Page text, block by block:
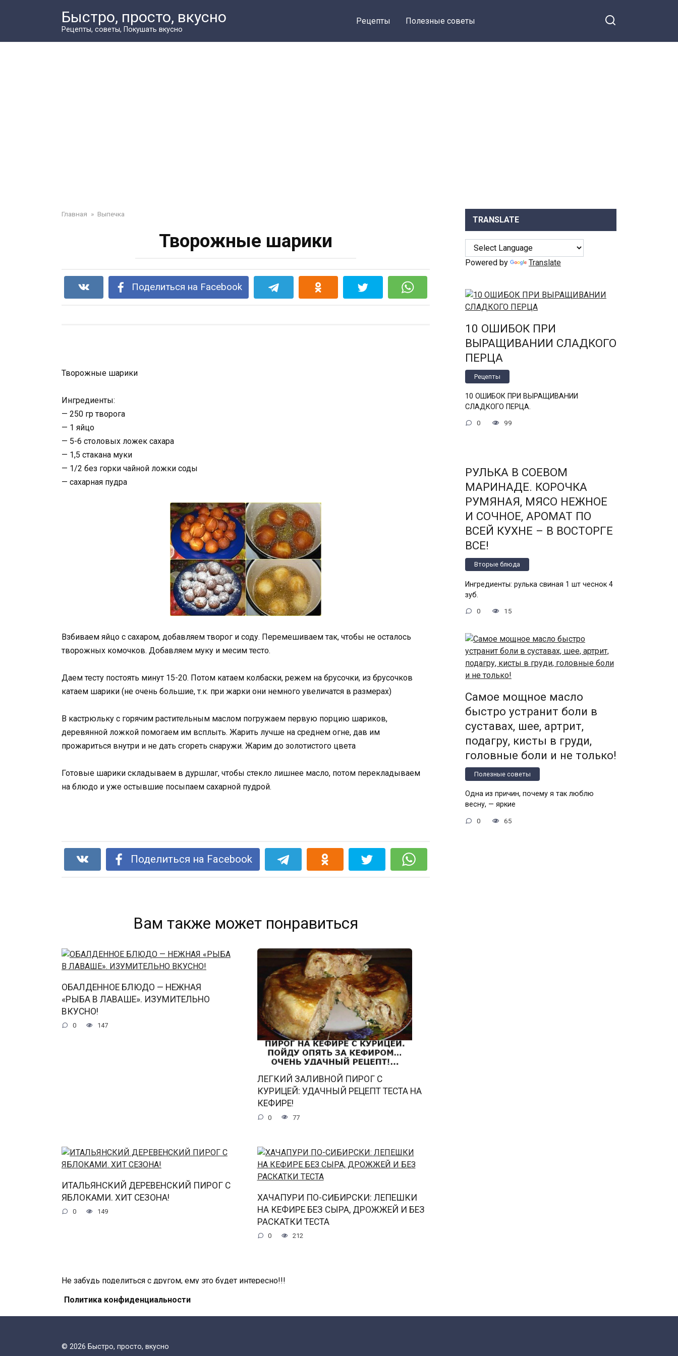
Быстро, просто, вкусно
Рецепты, советы, Покушать вкусно
Рецепты Полезные советы
Главная » Выпечка
Творожные шарики
Поделиться на Facebook
Творожные шарики
Ингредиенты:
— 250 гр творога
— 1 яйцо
— 5-6 столовых ложек сахара
— 1,5 стакана муки
— 1/2 без горки чайной ложки соды
— сахарная пудра
Взбиваем яйцо с сахаром, добавляем творог и соду. Перемешиваем так, чтобы не осталось
творожных комочков. Добавляем муку и месим тесто.
Даем тесту постоять минут 15-20. Потом катаем колбаски, режем на брусочки, из брусочков
катаем шарики (не очень большие, т.к. при жарки они немного увеличатся в размерах)
В кастрюльку с горячим растительным маслом погружаем первую порцию шариков,
деревянной ложкой помогаем им всплыть. Жарить лучше на среднем огне, дав им
прожариться внутри и не дать сгореть снаружи. Жарим до золотистого цвета
Готовые шарики складываем в дуршлаг, чтобы стекло лишнее масло, потом перекладываем
на блюдо и уже остывшие посыпаем сахарной пудрой.
Поделиться на Facebook
Вам также может понравиться
ОБАЛДЕННОЕ БЛЮДО — НЕЖНАЯ
«РЫБА В ЛАВАШЕ». ИЗУМИТЕЛЬНО
ВКУСНО!
0 147
ЛЕГКИЙ ЗАЛИВНОЙ ПИРОГ С
КУРИЦЕЙ: УДАЧНЫЙ РЕЦЕПТ ТЕСТА НА
КЕФИРЕ!
0 77
ИТАЛЬЯНСКИЙ ДЕРЕВЕНСКИЙ ПИРОГ С
ЯБЛОКАМИ. ХИТ СЕЗОНА!
0 149
ХАЧАПУРИ ПО-СИБИРСКИ: ЛЕПЕШКИ
НА КЕФИРЕ БЕЗ СЫРА, ДРОЖЖЕЙ И БЕЗ
РАСКАТКИ ТЕСТА
0 212
TRANSLATE
Powered by Translate
10 ОШИБОК ПРИ
ВЫРАЩИВАНИИ СЛАДКОГО
ПЕРЦА
Рецепты
10 ОШИБОК ПРИ ВЫРАЩИВАНИИ
СЛАДКОГО ПЕРЦА.
0 99
РУЛЬКА В СОЕВОМ
МАРИНАДЕ. КОРОЧКА
РУМЯНАЯ, МЯСО НЕЖНОЕ
И СОЧНОЕ, АРОМАТ ПО
ВСЕЙ КУХНЕ – В ВОСТОРГЕ
ВСЕ!
Вторые блюда
Ингредиенты: рулька свиная 1 шт чеснок 4
зуб.
0 15
Самое мощное масло
быстро устранит боли в
суставах, шее, артрит,
подагру, кисты в груди,
головные боли и не только!
Полезные советы
Одна из причин, почему я так люблю
весну, — яркие
0 65
Не забудь поделиться с другом, ему это будет интересно!!!
Политика конфиденциальности
© 2026 Быстро, просто, вкусно